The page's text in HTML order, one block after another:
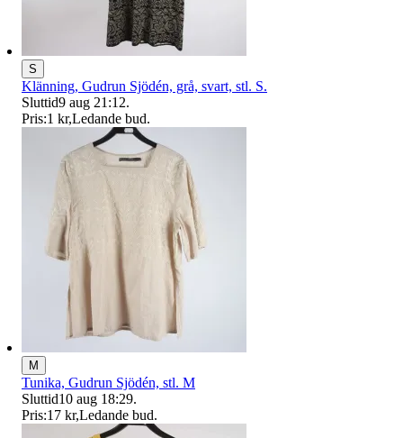
S
Klänning, Gudrun Sjödén, grå, svart, stl. S.
Sluttid9 aug 21:12.
Pris:1 kr,Ledande bud.
M
Tunika, Gudrun Sjödén, stl. M
Sluttid10 aug 18:29.
Pris:17 kr,Ledande bud.